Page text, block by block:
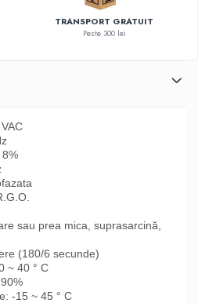
TRANSPORT GRATUIT
Peste 300 lei
8%
sau prea mica, suprasarcină,
(180/6 secunde)
~ 40 ° C
-15 ~ 45 ° C